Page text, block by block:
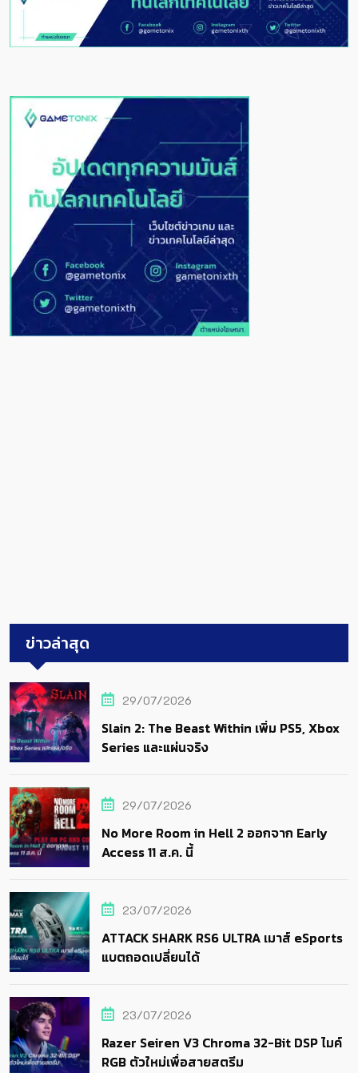
ข่าวล่าสุด
29/07/2026
Slain 2: The Beast Within เพิ่ม PS5, Xbox
Series และแผ่นจริง
29/07/2026
No More Room in Hell 2 ออกจาก Early
Access 11 ส.ค. นี้
23/07/2026
ATTACK SHARK RS6 ULTRA เมาส์ eSports
แบตถอดเปลี่ยนได้
23/07/2026
Razer Seiren V3 Chroma 32-Bit DSP ไมค์
RGB ตัวใหม่เพื่อสายสตรีม